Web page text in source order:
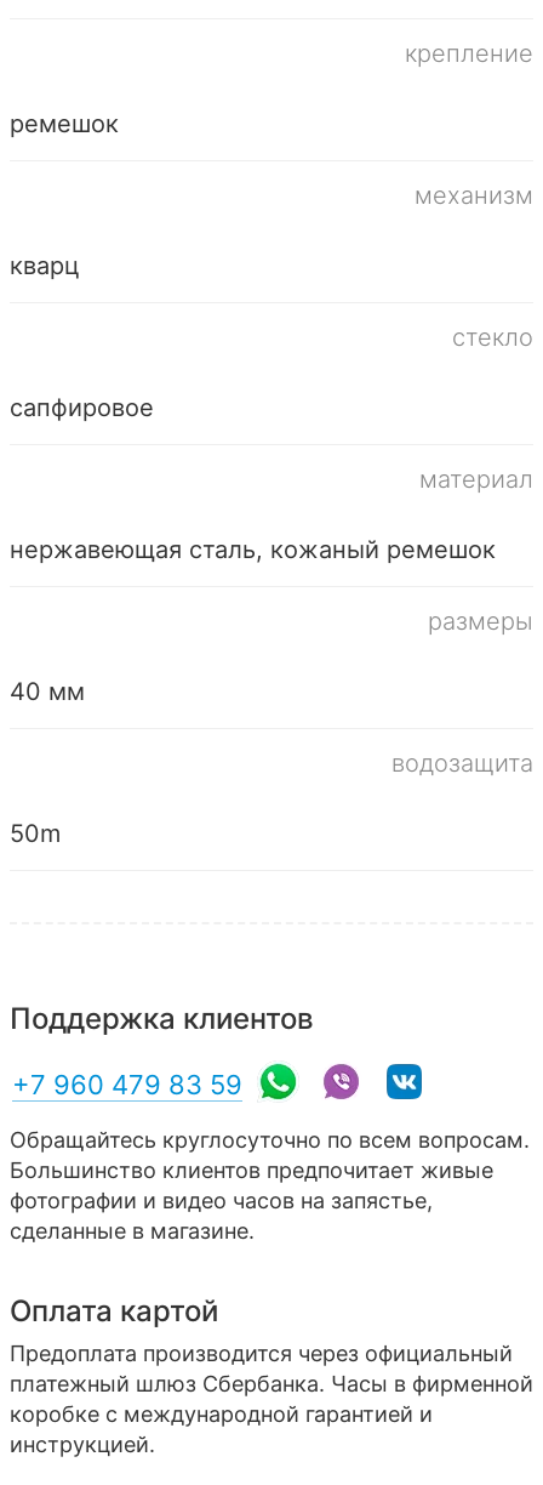
крепление
ремешок
механизм
кварц
стекло
сапфировое
материал
нержавеющая сталь, кожаный ремешок
размеры
40 мм
водозащита
50m
Поддержка клиентов
+7 960 479 83 59
Обращайтесь круглосуточно по всем вопросам.
Большинство клиентов предпочитает живые
фотографии и видео часов на запястье,
сделанные в магазине.
Оплата картой
Предоплата производится через официальный
платежный шлюз Сбербанка. Часы в фирменной
коробке с международной гарантией и
инструкцией.